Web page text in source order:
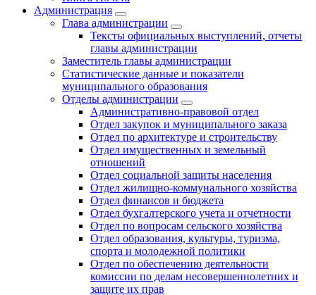
Администрация
Глава администрации
Тексты официальных выступлений, отчеты
главы администрации
Заместитель главы администрации
Статистические данные и показатели
муниципального образования
Отделы администрации
Административно-правовой отдел
Отдел закупок и муниципального заказа
Отдел по архитектуре и строительству
Отдел имущественных и земельный
отношений
Отдел социальной защиты населения
Отдел жилищно-коммунального хозяйства
Отдел финансов и бюджета
Отдел бухгалтерского учета и отчетности
Отдел по вопросам сельского хозяйства
Отдел образования, культуры, туризма,
спорта и молодежной политики
Отдел по обеспечению деятельности
комиссии по делам несовершеннолетних и
защите их прав